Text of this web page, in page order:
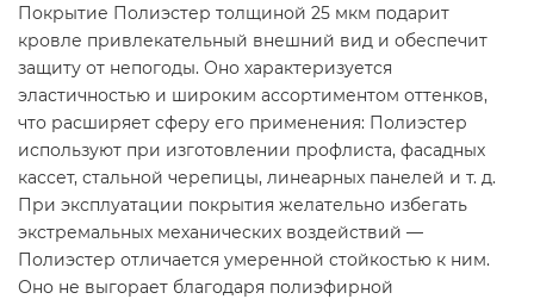
Покрытие Полиэстер толщиной 25 мкм подарит
кровле привлекательный внешний вид и обеспечит
защиту от непогоды. Оно характеризуется
эластичностью и широким ассортиментом оттенков,
что расширяет сферу его применения: Полиэстер
используют при изготовлении профлиста, фасадных
кассет, стальной черепицы, линеарных панелей и т. д.
При эксплуатации покрытия желательно избегать
экстремальных механических воздействий —
Полиэстер отличается умеренной стойкостью к ним.
Оно не выгорает благодаря полиэфирной